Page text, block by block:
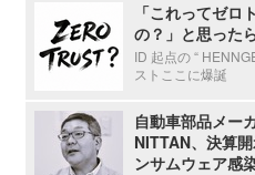
「これってゼロ
の？」と思った
ID 起点の “
ストここに爆誕
自動車部品メー
NITTAN、決算
ンサムウェア感